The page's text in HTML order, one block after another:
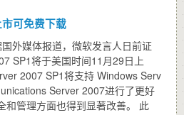
可免费下载
外媒体报道，微软发言人日前证
SP1将于美国时间11月29日上
2007 SP1将支持 Windows Serv
Server 2007进行了更好
和管理方面也得到显著改善。 此